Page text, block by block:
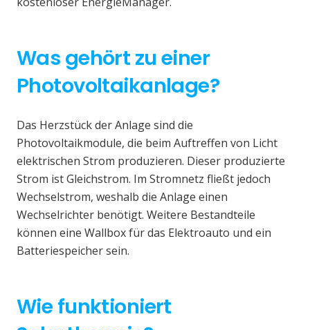
Was gehört zu einer
Photovoltaikanlage?
Das Herzstück der Anlage sind die
Photovoltaikmodule, die beim Auftreffen von Licht
elektrischen Strom produzieren. Dieser produzierte
Strom ist Gleichstrom. Im Stromnetz fließt jedoch
Wechselstrom, weshalb die Anlage einen
Wechselrichter benötigt. Weitere Bestandteile
können eine Wallbox für das Elektroauto und ein
Batteriespeicher sein.
Wie funktioniert